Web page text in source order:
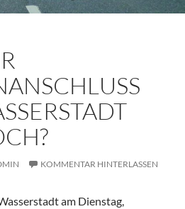
KOMMENTAR HINTERLASSEN
am Dienstag,